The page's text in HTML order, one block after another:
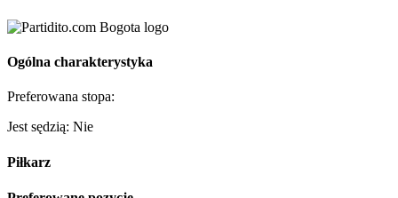
Ogólna charakterystyka
Preferowana stopa:
Jest sędzią: Nie
Piłkarz